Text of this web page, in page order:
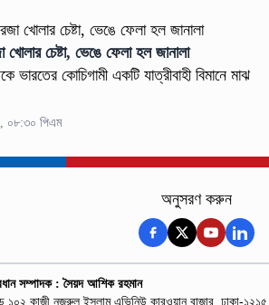
চেষ্টা, ভেঙে ফেলা হল জানালা
ভারতের কোচিগামী একটি যাত্রীবাহী বিমানে মাঝ
০৮:৩০ পিএম
অনুসরণ করুন
সম্পাদক : সৈয়দ আশিক রহমান
কাজী নজরুল ইসলাম এভিনিউ কারওয়ান বাজার, ঢাকা-১২১৫